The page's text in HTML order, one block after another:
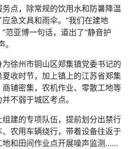
点，除常规的饮用水和防暑降温
急文具和雨伞。“我们在建地
范亚博一句话，道出了“静音护
徐州市铜山区郑集镇党委书记的
收时节，加上镇上的江苏省郑集
铺密集，农机作业、零散工地等
不弱于城区考点。
建的专项队伍，提前划分出禁行
农用车辆绕行，带着设备往返于
地和田间作业点开展噪声监测……